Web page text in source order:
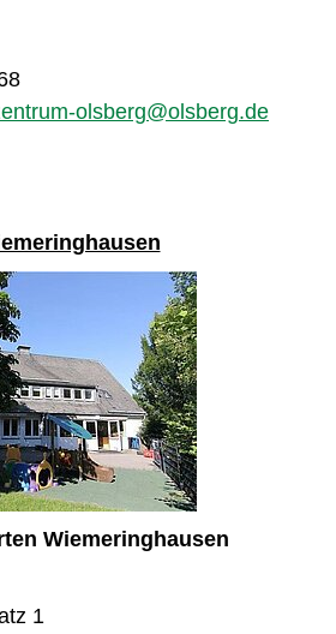
olsberg@olsberg.de
Wiemeringhausen
1